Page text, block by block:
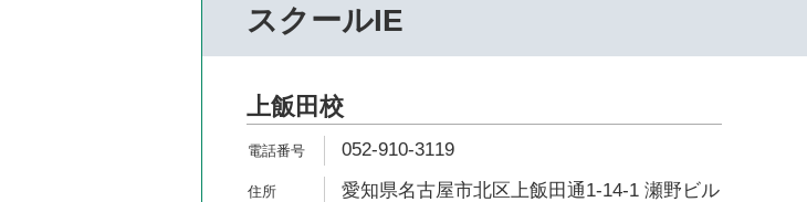
スクールIE
上飯田校
052-910-3119
愛知県名古屋市北区上飯田通1-14-1 瀬野ビル